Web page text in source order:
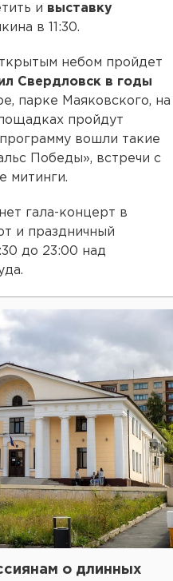
и выставку
в 11:30.
небом пройдет
Свердловск в годы
парке Маяковского, на
пройдут
вошли такие
Победы», встречи с
митинги.
гала-концерт в
и праздничный
до 23:00 над
о длинных